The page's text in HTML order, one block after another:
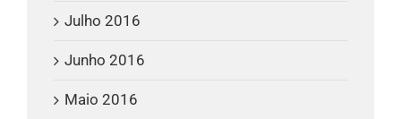
Julho 2016
Junho 2016
Maio 2016